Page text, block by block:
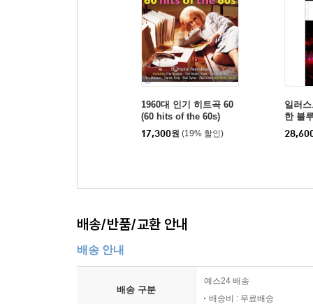
1960대 인기 히트곡 60
(60 hits of the 60s)
17,300원 (19% 할인)
일러
한 블
곡 모
배송/반품/교환 안내
배송 안내
배송 구분
예스24 배송
배송비 : 무료배송